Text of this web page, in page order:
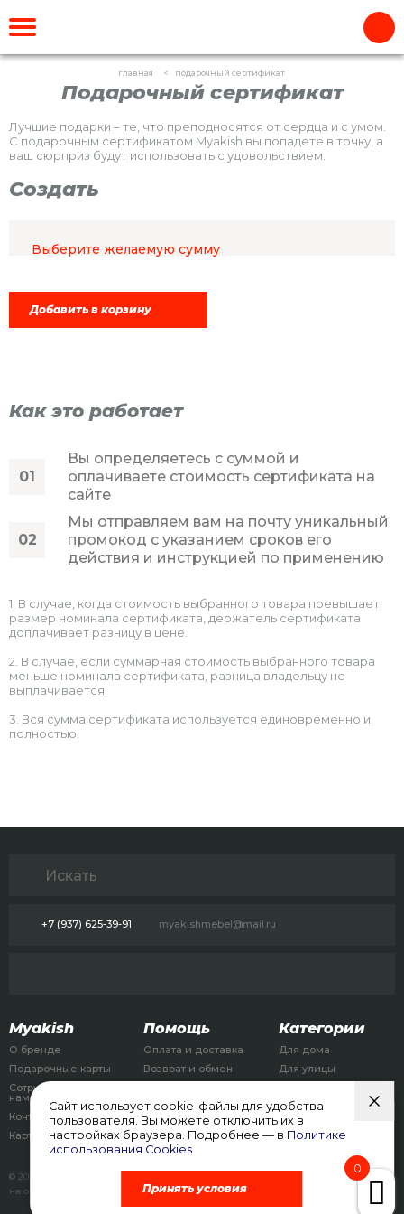
Подарочный сертификат
главная подарочный сертификат
Лучшие подарки – те, что преподносятся от сердца и с умом.
С подарочным сертификатом Myakish вы попадете в точку, а
ваш сюрприз будут использовать с удовольствием.
Создать
Выберите желаемую сумму
Добавить в корзину
Как это работает
Вы определяетесь с суммой и
оплачиваете стоимость сертификата на
сайте
Мы отправляем вам на почту уникальный
промокод с указанием сроков его
действия и инструкцией по применению
1. В случае, когда стоимость выбранного товара превышает
размер номинала сертификата, держатель сертификата
доплачивает разницу в цене.
2. В случае, если суммарная стоимость выбранного товара
меньше номинала сертификата, разница владельцу не
выплачивается.
3. Вся сумма сертификата используется единовременно и
полностью.
+7 (937) 625-39-91 myakishmebel@mail.ru
Myakish
О бренде
Подарочные карты
Сотрудничество с
нами
Контакты
Карта сайта
Помощь
Оплата и доставка
Возврат и обмен
Категории
Для дома
Для улицы
Бизнес
Аренда
© 2026, myakish.com
Соглашение
на обработку персональных данных
Согласие на обработку cookies
Сайт использует cookie-файлы для удобства
пользователя. Вы можете отключить их в
настройках браузера. Подробнее — в Политике
использования Cookies.
Принять условия
0